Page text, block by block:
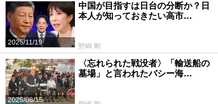
2025/11/19
中国が目指すは日台の分断か？日
本人が知っておきたい高市…
野嶋 剛
2025/08/15
〈忘れられた戦没者〉「輸送船の
墓場」と言われたバシー海…